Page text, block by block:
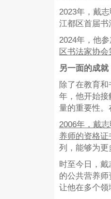
2023年，戴
江都区首届
2024年，他
区书法家协
另一面的成就
除了在教育
年，他开始
量的重要性。
2006年，戴
养师的资格证
列，能够为更
时至今日，
的公共营养
让他在多个领